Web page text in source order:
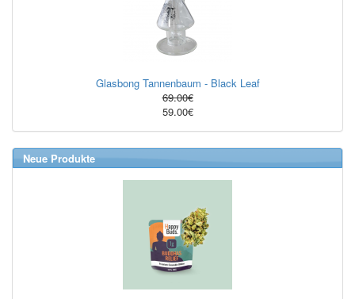
Glasbong Tannenbaum - Black Leaf
69.00€
59.00€
Neue Produkte